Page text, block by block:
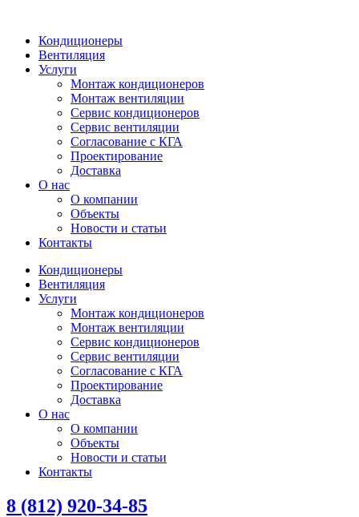
Кондиционеры
Вентиляция
Услуги
Монтаж кондиционеров
Монтаж вентиляции
Сервис кондиционеров
Сервис вентиляции
Согласование с КГА
Проектирование
Доставка
О нас
О компании
Объекты
Новости и статьи
Контакты
Кондиционеры
Вентиляция
Услуги
Монтаж кондиционеров
Монтаж вентиляции
Сервис кондиционеров
Сервис вентиляции
Согласование с КГА
Проектирование
Доставка
О нас
О компании
Объекты
Новости и статьи
Контакты
8 (812) 920-34-85